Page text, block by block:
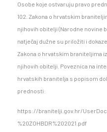
Osobe koje ostvaruju pravo
102. Zakona o hrvatskim
njihovih obitelji (Narodne novine
natječaj dužne su priložiti i
Zakona o hrvatskim braniteljima
njihovih obitelji. Poveznica na
hrvatskih branitelja s popisom
prednosti:
https://branitelji.gov.hr/
%20ZOHBDR%202021.pdf